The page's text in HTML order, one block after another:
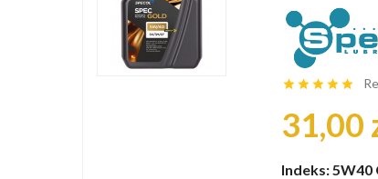
    
31,00
Indeks: 5W40